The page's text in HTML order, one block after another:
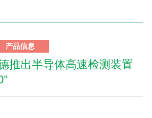
产品信息
推出半导体高速检测装置